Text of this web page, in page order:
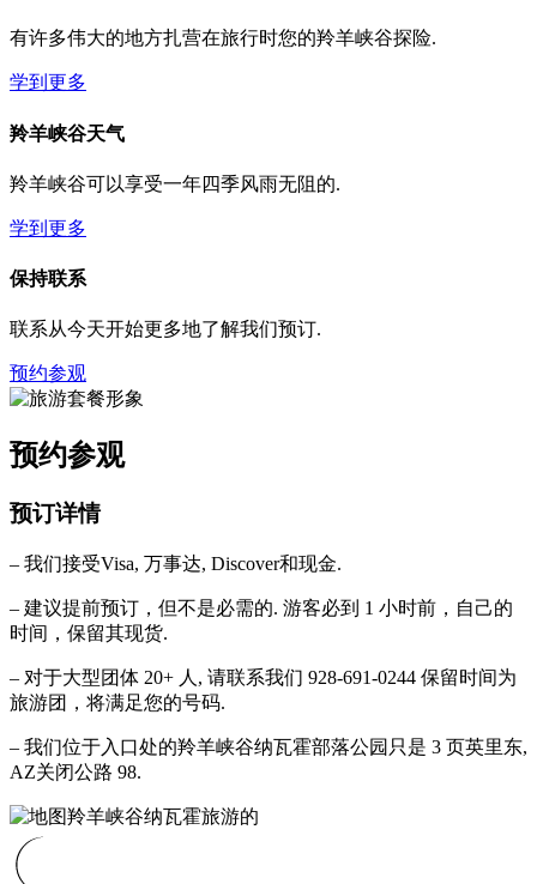
有许多伟大的地方扎营在旅行时您的羚羊峡谷探险.
学到更多
羚羊峡谷天气
羚羊峡谷可以享受一年四季风雨无阻的.
学到更多
保持联系
联系从今天开始更多地了解我们预订.
预约参观
预约参观
预订详情
– 我们接受Visa, 万事达, Discover和现金.
– 建议提前预订，但不是必需的. 游客必到 1 小时前，自己的
时间，保留其现货.
– 对于大型团体 20+ 人, 请联系我们 928-691-0244 保留时间为
旅游团，将满足您的号码.
– 我们位于入口处的羚羊峡谷纳瓦霍部落公园只是 3 页英里东,
AZ关闭公路 98.